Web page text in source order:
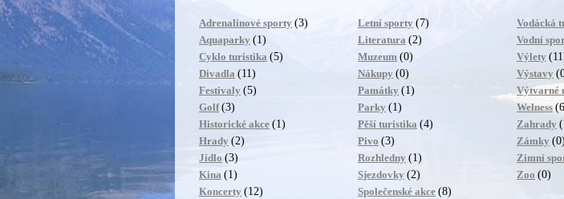
Adrenalinové sporty (3)
Aquaparky (1)
Cyklo turistika (5)
Divadla (11)
Festivaly (5)
Golf (3)
Historické akce (1)
Hrady (2)
Jídlo (3)
Kina (1)
Koncerty (12)
Letní sporty (7)
Literatura (2)
Muzeum (0)
Nákupy (0)
Památky (1)
Parky (1)
Pěší turistika (4)
Pivo (3)
Rozhledny (1)
Sjezdovky (2)
Společenské akce (8)
Vodácká
Vodní
Výlety
Výstavy
Výtvarné
Welness
Zahrady
Zámky (0)
Zimní
Zoo (0)